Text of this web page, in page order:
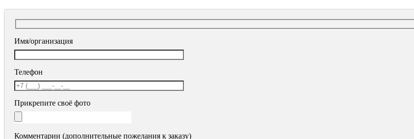
Имя/организация
Телефон
Прикрепите своё фото
Комментарии (дополнительные пожелания к заказу)